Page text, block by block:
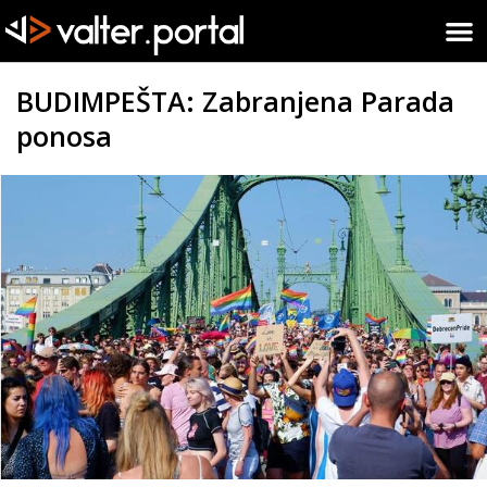
BUDIMPEŠTA: Zabranjena Parada
ponosa